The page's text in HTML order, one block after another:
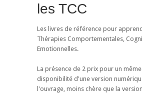
les TCC
Les livres de référence pour
Thérapies Comportementales,
Emotionnelles.
La présence de 2 prix pour un
disponibilité d'une version
l'ouvrage, moins chère que la